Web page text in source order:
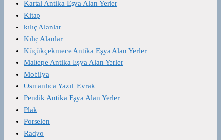
Kartal Antika Eşya Alan Yerler
Kitap
kılıç Alanlar
Kılıç Alanlar
Küçükçekmece Antika Eşya Alan Yerler
Maltepe Antika Eşya Alan Yerler
Mobilya
Osmanlıca Yazılı Evrak
Pendik Antika Eşya Alan Yerler
Plak
Porselen
Radyo